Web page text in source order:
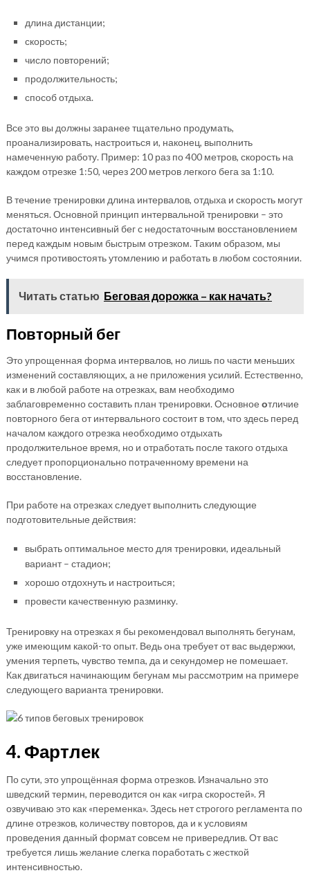
длина дистанции;
скорость;
число повторений;
продолжительность;
способ отдыха.
Все это вы должны заранее тщательно продумать,
проанализировать, настроиться и, наконец, выполнить
намеченную работу. Пример: 10 раз по 400 метров, скорость на
каждом отрезке 1:50, через 200 метров легкого бега за 1:10.
В течение тренировки длина интервалов, отдыха и скорость могут
меняться. Основной принцип интервальной тренировки – это
достаточно интенсивный бег с недостаточным восстановлением
перед каждым новым быстрым отрезком. Таким образом, мы
учимся противостоять утомлению и работать в любом состоянии.
Читать статью Беговая дорожка – как начать?
Повторный бег
Это упрощенная форма интервалов, но лишь по части меньших
изменений составляющих, а не приложения усилий. Естественно,
как и в любой работе на отрезках, вам необходимо
заблаговременно составить план тренировки. Основное отличие
повторного бега от интервального состоит в том, что здесь перед
началом каждого отрезка необходимо отдыхать
продолжительное время, но и отработать после такого отдыха
следует пропорционально потраченному времени на
восстановление.
При работе на отрезках следует выполнить следующие
подготовительные действия:
выбрать оптимальное место для тренировки, идеальный
вариант – стадион;
хорошо отдохнуть и настроиться;
провести качественную разминку.
Тренировку на отрезках я бы рекомендовал выполнять бегунам,
уже имеющим какой-то опыт. Ведь она требует от вас выдержки,
умения терпеть, чувство темпа, да и секундомер не помешает.
Как двигаться начинающим бегунам мы рассмотрим на примере
следующего варианта тренировки.
4. Фартлек
По сути, это упрощённая форма отрезков. Изначально это
шведский термин, переводится он как «игра скоростей». Я
озвучиваю это как «переменка». Здесь нет строгого регламента по
длине отрезков, количеству повторов, да и к условиям
проведения данный формат совсем не привередлив. От вас
требуется лишь желание слегка поработать с жесткой
интенсивностью.